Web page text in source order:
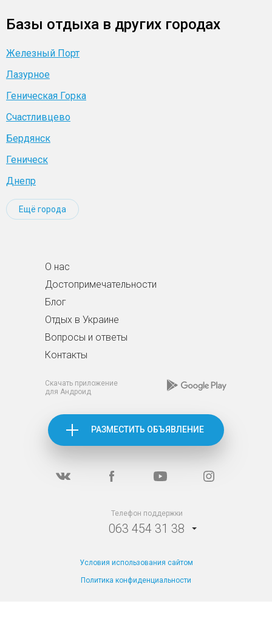
Базы отдыха в других городах
Железный Порт
Лазурное
Геническая Горка
Счастливцево
Бердянск
Геническ
Днепр
Ещё города
О нас
Достопримечательности
Блог
Отдых в Украине
Вопросы и ответы
Контакты
Скачать приложение
для Андроид
РАЗМЕСТИТЬ ОБЪЯВЛЕНИЕ
Телефон поддержки
063 454 31 38
Условия использования сайтом
Политика конфиденциальности